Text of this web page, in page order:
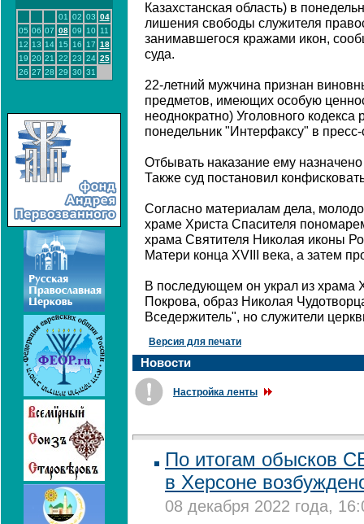
01 02 03 04
05 06 07 08 09 10
11
12 13 14 15 16 17 18
19 20 21 22 23 24 25
26 27 28 29 30 31
Казахстанская область) в
лишения свободы служителя
занимавшегося кражами икон,
суда.
22-летний мужчина признан
предметов, имеющих особую
неоднократно) Уголовного
понедельник "Интерфаксу" в
Отбывать наказание ему
Также суд постановил
Согласно материалам дела,
храме Христа Спасителя
храма Святителя Николая иконы
Матери конца XVIII века, а затем
В последующем он украл из храма
Покрова, образ Николая
Вседержитель", но служители
Версия для печати
Новости
Настройка ленты
По итогам обысков
в Херсоне
08 декабря 2022 года,